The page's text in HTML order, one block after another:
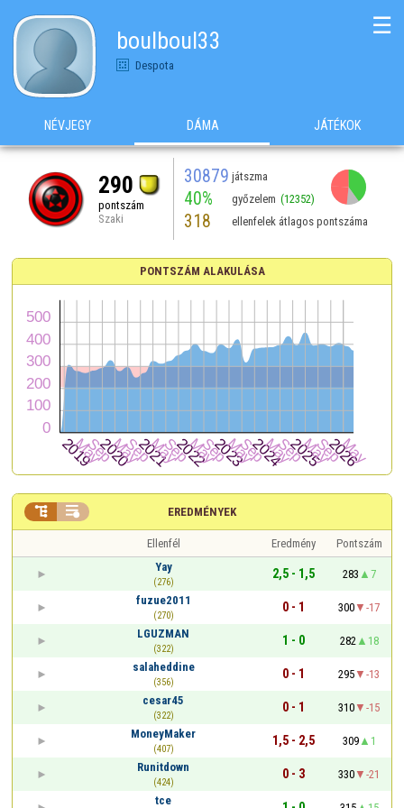
boulboul33
Despota
☰
NÉVJEGY DÁMA JÁTÉKOK
290
pontszám
Szaki
30879 játszma
40% győzelem (12352)
318 ellenfelek átlagos pontszáma
PONTSZÁM ALAKULÁSA
EREDMÉNYEK
 
Ellenfél Eredmény
Pontszám
Yay
(276)
2,5 - 1,5 283
7
fuzue2011
(270)
0 - 1 300
-17
LGUZMAN
(322)
1 - 0 282
18
salaheddine
(356)
0 - 1 295
-13
cesar45
(322)
0 - 1 310
-15
MoneyMaker
(407)
1,5 - 2,5 309
1
Runitdown
(424)
0 - 3 330
-21
tce